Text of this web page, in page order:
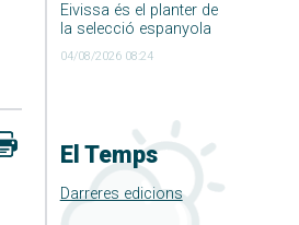
Eivissa és el planter de
la selecció espanyola
04/08/2026 08:24
El Temps
Darreres edicions